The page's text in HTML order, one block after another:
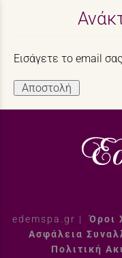
Εισάγετε το email
Αποστολή
edemspa.gr |Όροι
Ασφάλεια
Πολιτική